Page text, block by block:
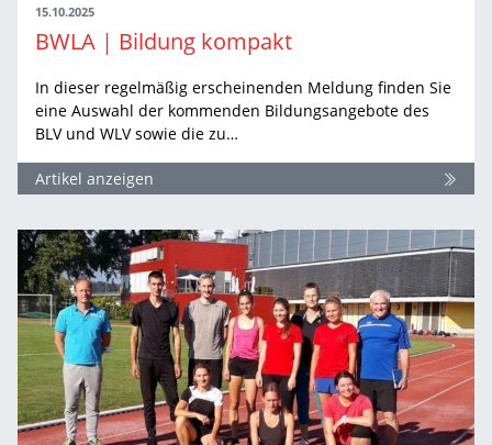
15.10.2025
BWLA | Bildung kompakt
In dieser regelmäßig erscheinenden Meldung finden Sie
eine Auswahl der kommenden Bildungsangebote des
BLV und WLV sowie die zu…
Artikel anzeigen